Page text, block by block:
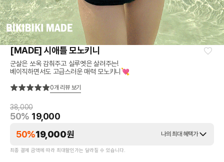
[MADE] 시애틀 모노키니
군살은 쏘옥 감춰주고 실루엣은 살려주는!
베이직하면서도 고급스러운 매력 모노키니💘
0개 리뷰 보기
50%19,000원 나의 최대 혜택가
최종 결제 금액에 따라 최대할인가는 달라질 수 있습니다.
38,000
50% 19,000